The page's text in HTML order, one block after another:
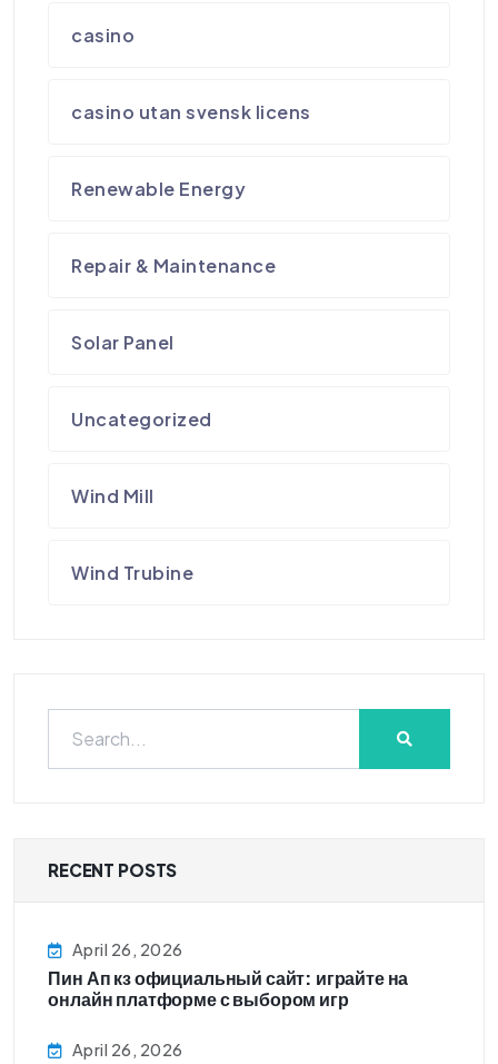
casino
casino utan svensk licens
Renewable Energy
Repair & Maintenance
Solar Panel
Uncategorized
Wind Mill
Wind Trubine
RECENT POSTS
April 26, 2026
Пин Ап кз официальный сайт: играйте на
онлайн платформе с выбором игр
April 26, 2026